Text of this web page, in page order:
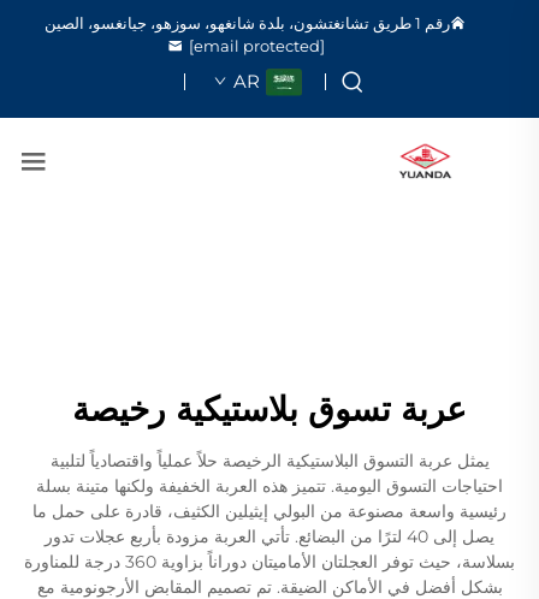
رقم 1 طريق تشانغتشون، بلدة شانغهو، سوزهو، جيانغسو، الصين
[email protected]
AR
عربة تسوق بلاستيكية رخيصة
يمثل عربة التسوق البلاستيكية الرخيصة حلاً عملياً واقتصادياً لتلبية
احتياجات التسوق اليومية. تتميز هذه العربة الخفيفة ولكنها متينة بسلة
رئيسية واسعة مصنوعة من البولي إيثيلين الكثيف، قادرة على حمل ما
يصل إلى 40 لترًا من البضائع. تأتي العربة مزودة بأربع عجلات تدور
بسلاسة، حيث توفر العجلتان الأماميتان دوراناً بزاوية 360 درجة للمناورة
بشكل أفضل في الأماكن الضيقة. تم تصميم المقابض الأرجونومية مع